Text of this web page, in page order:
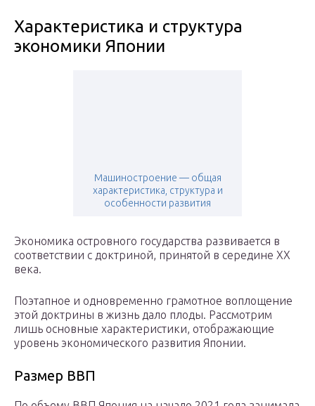
Характеристика и структура
экономики Японии
Машиностроение — общая
характеристика, структура и
особенности развития
Экономика островного государства развивается в
соответствии с доктриной, принятой в середине XX
века.
Поэтапное и одновременно грамотное воплощение
этой доктрины в жизнь дало плоды. Рассмотрим
лишь основные характеристики, отображающие
уровень экономического развития Японии.
Размер ВВП